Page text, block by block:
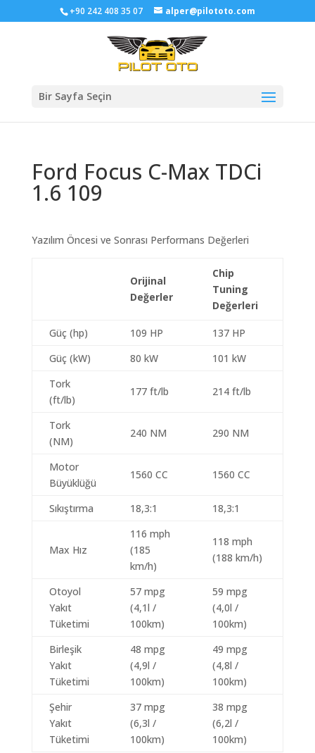
+90 242 408 35 07 alper@pilototo.com
Bir Sayfa Seçin
Ford Focus C-Max TDCi
1.6 109
Yazılım Öncesi ve Sonrası Performans Değerleri
Orijinal
Değerler
Chip
Tuning
Değerleri
Güç (hp) 109 HP
137 HP
Güç (kW)
80 kW
101 kW
Tork
(ft/lb)
177 ft/lb 214 ft/lb
Tork
(NM)
240 NM 290 NM
Motor
Büyüklüğü
1560 CC 1560 CC
Sıkıştırma 18,3:1 18,3:1
Max Hız
116 mph
(185
km/h)
118 mph
(188 km/h)
Otoyol
Yakıt
Tüketimi
57 mpg
(4,1l /
100km)
59 mpg
(4,0l /
100km)
Birleşik
Yakıt
Tüketimi
48 mpg
(4,9l /
100km)
49 mpg
(4,8l /
100km)
Şehir
Yakıt
Tüketimi
37 mpg
(6,3l /
100km)
38 mpg
(6,2l /
100km)